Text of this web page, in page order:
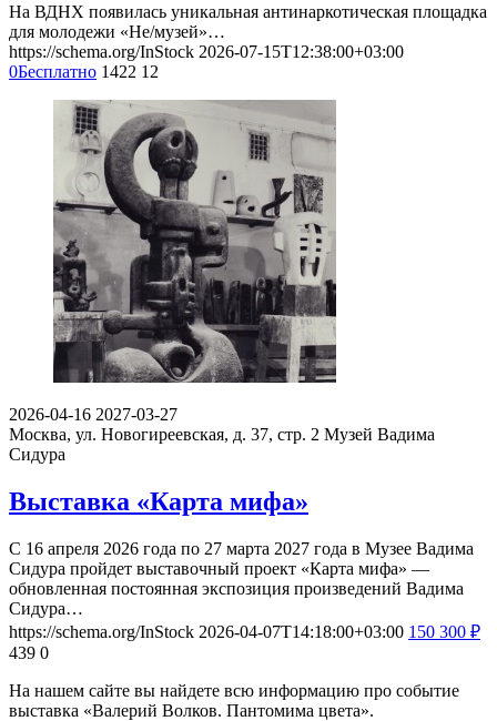
На ВДНХ появилась уникальная антинаркотическая площадка
для молодежи «Не/музей»…
https://schema.org/InStock 2026-07-15T12:38:00+03:00
0Бесплатно 1422 12
2026-04-16 2027-03-27
Москва, ул. Новогиреевская, д. 37, стр. 2 Музей Вадима
Сидура
Выставка «Карта мифа»
С 16 апреля 2026 года по 27 марта 2027 года в Музее Вадима
Сидура пройдет выставочный проект «Карта мифа» —
обновленная постоянная экспозиция произведений Вадима
Сидура…
https://schema.org/InStock 2026-04-07T14:18:00+03:00 150 300 ₽
439 0
На нашем сайте вы найдете всю информацию про событие
выставка «Валерий Волков. Пантомима цвета».